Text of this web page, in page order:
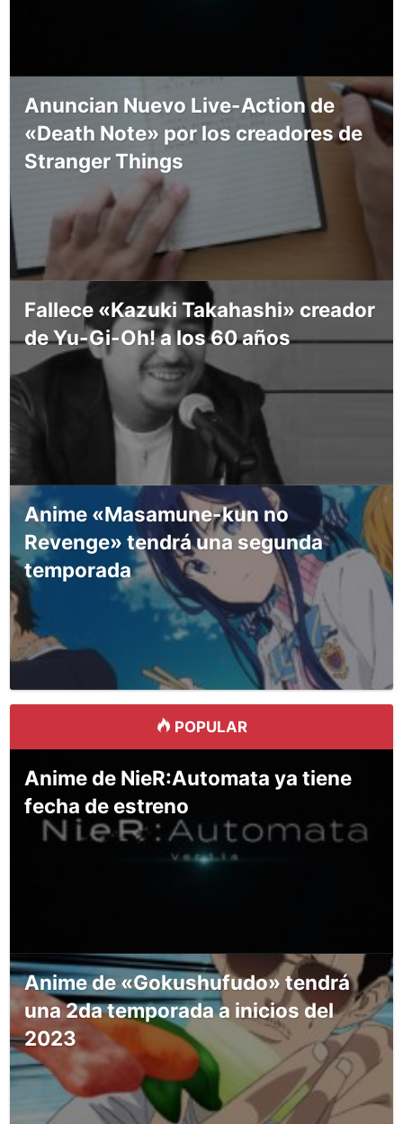
Anuncian Nuevo Live-Action de
«Death Note» por los creadores de
Stranger Things
Fallece «Kazuki Takahashi» creador
de Yu-Gi-Oh! a los 60 años
Anime «Masamune-kun no
Revenge» tendrá una segunda
temporada
POPULAR
Anime de NieR:Automata ya tiene
fecha de estreno
Anime de «Gokushufudo» tendrá
una 2da temporada a inicios del
2023